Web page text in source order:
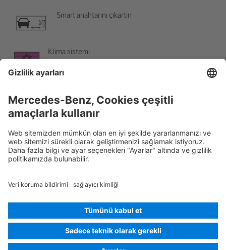
Smart anahtarını çıkartın
Klima sistemi
223.067
© 2026Mercedes-Benz AG
Çerez ayarları Çerezler
Yasal uyarılar